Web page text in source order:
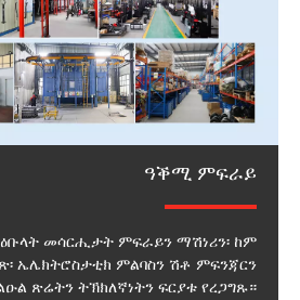
ዓቕሚ ምፍራይ
መሳርሒታት ምፍራይን ማሽነሪን፡ ከም
ኤሌክትሮስታቲክ ምልባስን ሽቶ ምፍንጃርን
ጽሬትን ትኽክለኛነትን ፍርያቱ የረጋግጹ።